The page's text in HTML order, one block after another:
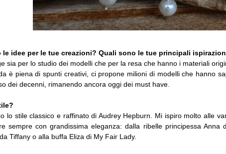
le idee per le tue creazioni? Quali sono le tue principali
sia per lo studio dei modelli che per la resa che hanno i materiali
è piena di spunti creativi, ci propone milioni di modelli che hanno
dei decenni, rimanendo ancora oggi dei must have.
lo stile classico e raffinato di Audrey Hepburn. Mi ispiro molto alle
sempre con grandissima eleganza: dalla ribelle principessa Anna
Tiffany o alla buffa Eliza di My Fair Lady.